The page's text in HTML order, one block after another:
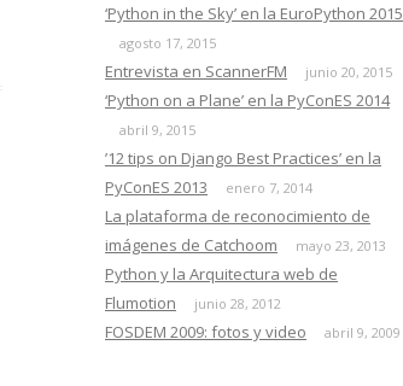
‘Python in the Sky’ en la EuroPython 2015
agosto 17, 2015
Entrevista en ScannerFM junio 20, 2015
‘Python on a Plane’ en la PyConES 2014
abril 9, 2015
’12 tips on Django Best Practices’ en la
PyConES 2013
enero 7, 2014
La plataforma de reconocimiento de
imágenes de Catchoom
mayo 23, 2013
Python y la Arquitectura web de
Flumotion
junio 28, 2012
FOSDEM 2009: fotos y video abril 9, 2009